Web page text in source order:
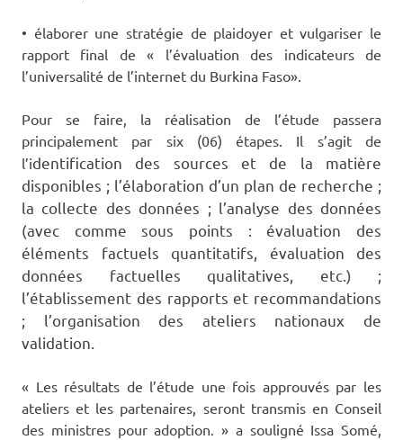
• élaborer une stratégie de plaidoyer et vulgariser le
rapport final de « l’évaluation des indicateurs de
l’universalité de l’internet du Burkina Faso».
Pour se faire, la réalisation de l’étude passera
principalement par six (06) étapes. Il s’agit de
l’identification des sources et de la matière
disponibles ; l’élaboration d’un plan de recherche ;
la collecte des données ; l’analyse des données
(avec comme sous points : évaluation des
éléments factuels quantitatifs, évaluation des
données factuelles qualitatives, etc.) ;
l’établissement des rapports et recommandations
; l’organisation des ateliers nationaux de
validation.
« Les résultats de l’étude une fois approuvés par les
ateliers et les partenaires, seront transmis en Conseil
des ministres pour adoption. » a souligné Issa Somé,